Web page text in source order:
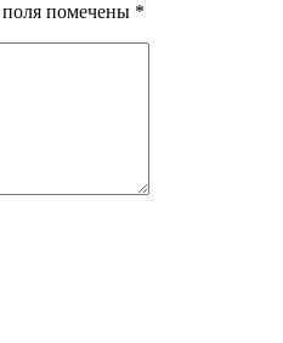
помечены *